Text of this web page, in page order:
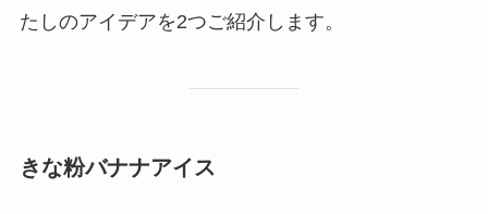
たしのアイデアを2つご紹介します。
きな粉バナナアイス